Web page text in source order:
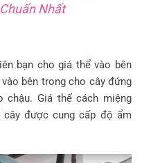
Nhất
bạn cho giá thể vào bên
bên trong cho cây đứng
Giá thể cách miệng
được cung cấp độ ẩm